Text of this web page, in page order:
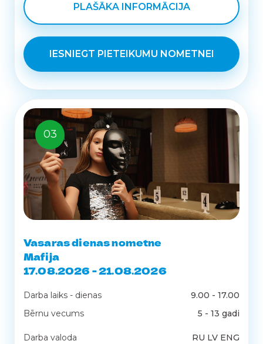
PLAŠĀKA INFORMĀCIJA
IESNIEGT PIETEIKUMU NOMETNEI
03
Vasaras dienas nometne
Mafija
17.08.2026 - 21.08.2026
Darba laiks - dienas
9.00 - 17.00
Bērnu vecums
5 - 13 gadi
Darba valoda
RU LV ENG